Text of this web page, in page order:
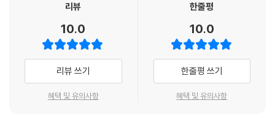
여러 면으로 볼 때 내가 이 사건의 최대 피해자라는 생각이 들었지만, 쫄딱
망해서 재산이 한푼도 남지 않게 됐다는 그의 말이 내 마음을 지극히 심란
하게 만들었다. “세상에! 정말 끔찍한 사기예요. 결국 우리 둘 다 이중 기만
을 토대로 결혼을 하고 지금 여기 있게 된 것이네요. 이번 일이 실패로 끝나
는 바람에 당신은 끝장이 난 것 같군요. 제게 정말로 많은 재산이 있었다 해
창작의 토대를 마련했다. 뉴게이트 감옥에 수감되었던 여자 소매치기 몰
킹, 미모의 여자로 남장을 하고 다니며 범죄 행각을 벌인 일명 ‘지갑 따내기
명수 몰’ 메리 프리스 등 당시 악명 높았던 인물들에게서 영감을 받기도 했
다. 이렇듯 자신의 수감생활과 실제 범죄자들에게서 얻어낸 소재와 더불
어, 우여곡절 많은 삶에서 체득한 풍부한 경험과 통찰에 기반해 매력적인
여성 악한을 주인공으로 내세운 『몰 플랜더스』를 탄생시켰다.
여주인공이 되기에 이상적인 자격을 갖추고 있다. 디포는 재치, 용기, 진취
성이 여성에게 얼마나 소중한 자질인지를 매우 강력하게 전달한다.
- 니컬라 레이시 (법학자)
수세기가 지난 지금 읽어도 여전히 신선하다. 인간미가 넘치며 그 시대의
모습을 너무나 생생하게 그려냈다.
리뷰
10.0
리뷰 쓰기
혜택 및 유의사항
한줄평
10.0
한줄평 쓰기
혜택 및 유의사항